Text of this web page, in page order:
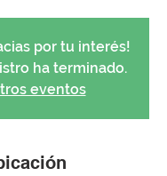
por tu interés!
ha terminado.
eventos